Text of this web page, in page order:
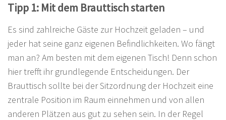
Tipp 1: Mit dem Brauttisch starten
Es sind zahlreiche Gäste zur Hochzeit geladen – und
jeder hat seine ganz eigenen Befindlichkeiten. Wo fängt
man an? Am besten mit dem eigenen Tisch! Denn schon
hier trefft ihr grundlegende Entscheidungen. Der
Brauttisch sollte bei der Sitzordnung der Hochzeit eine
zentrale Position im Raum einnehmen und von allen
anderen Plätzen aus gut zu sehen sein. In der Regel